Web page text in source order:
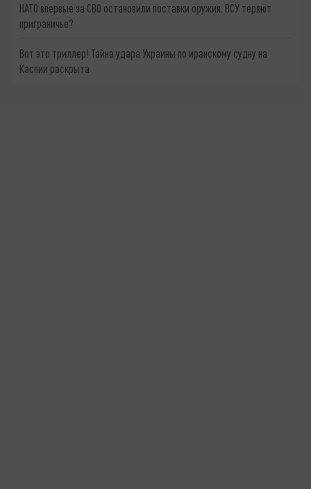
НАТО впервые за СВО остановили поставки оружия. ВСУ теряют
приграничье?
Вот это триллер! Тайна удара Украины по иранскому судну на
Каспии раскрыта